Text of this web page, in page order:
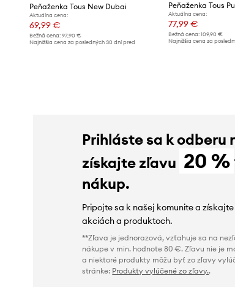
Peňaženka Tous New Dubai
Aktuálna cena:
69,99 €
Bežná cena: 97,90 €
Najnižšia cena za posledných 30 dní pred
Peňaženka Tous
Aktuálna cena:
77,99 €
Bežná cena:109,90 €
Najnižšia cena za
Prihláste sa k odberu
získajte zľavu 20 %
nákup.
Pripojte sa k našej komunite a
akciách a produktoch.
**Zľava je jednorazová, vzťahuje sa na
nákupe v min. hodnote 80 €. Zľavu nie je
a niektoré produkty môžu byť zo zľavy
stránke: Produkty vylúčené zo zľavy..